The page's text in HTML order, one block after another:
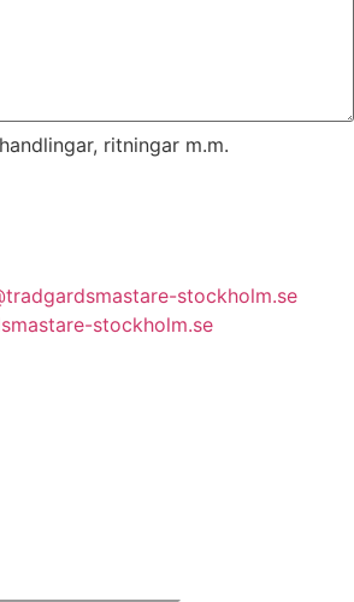
ritningar m.m.
stockholm.se
stockholm.se